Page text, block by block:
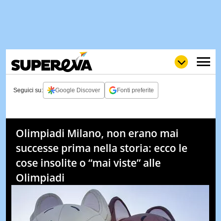
NEWS
Seguici su: Google Discover Fonti preferite
Olimpiadi Milano, non erano mai
successe prima nella storia: ecco le
cose insolite o “mai viste” alle
Olimpiadi